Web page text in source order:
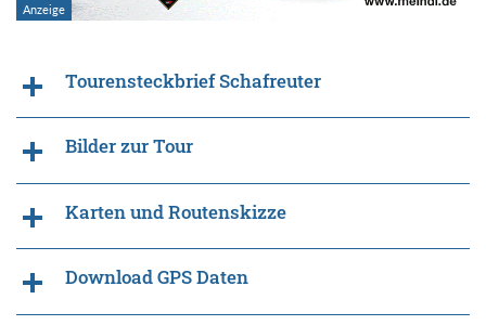
Tourensteckbrief Schafreuter
Bilder zur Tour
Karten und Routenskizze
Download GPS Daten